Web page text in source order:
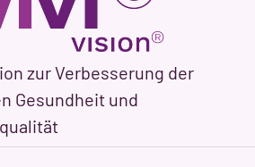
zur Verbesserung der
Gesundheit und